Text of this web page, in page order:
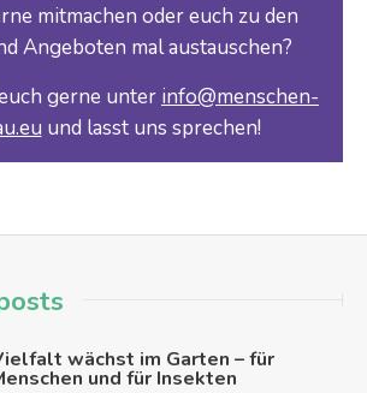
mitmachen oder euch zu den
Angeboten mal austauschen?
gerne unter info@menschen-
und lasst uns sprechen!
wächst im Garten – für
und für Insekten